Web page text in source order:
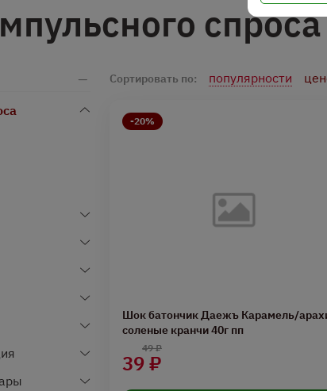
Сортировать по: популярности
-20%
Шок батончик Даежъ Карамель/
соленые кранчи 40г пп
39 ₽
49 ₽